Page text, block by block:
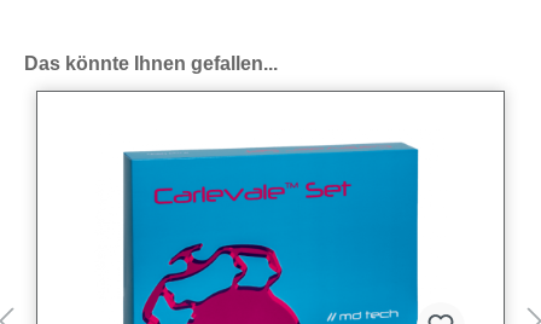
Produktgalerie überspringen
Das könnte Ihnen gefallen...